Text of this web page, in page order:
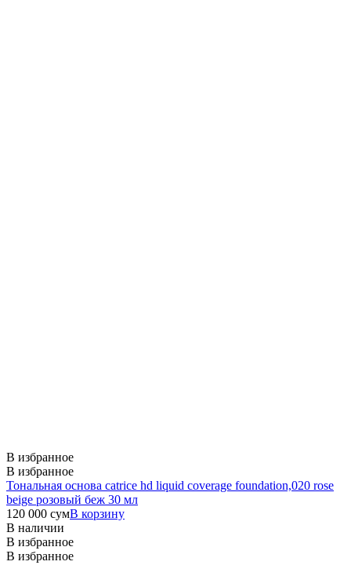
В избранное
В избранное
Тональная основа catrice hd liquid coverage foundation,020 rose
beige розовый беж 30 мл
120 000 сумВ корзину
В наличии
В избранное
В избранное